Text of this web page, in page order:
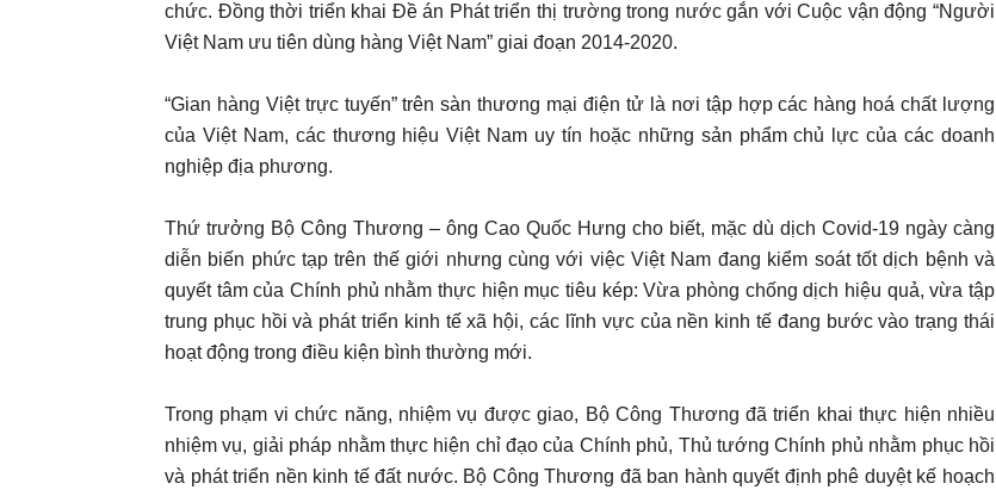
chức. Đồng thời triển khai Đề án Phát triển thị trường trong nước gắn với Cuộc vận động “Người
Việt Nam ưu tiên dùng hàng Việt Nam” giai đoạn 2014-2020.
“Gian hàng Việt trực tuyến” trên sàn thương mại điện tử là nơi tập hợp các hàng hoá chất lượng
của Việt Nam, các thương hiệu Việt Nam uy tín hoặc những sản phẩm chủ lực của các doanh
nghiệp địa phương.
Thứ trưởng Bộ Công Thương – ông Cao Quốc Hưng cho biết, mặc dù dịch Covid-19 ngày càng
diễn biến phức tạp trên thế giới nhưng cùng với việc Việt Nam đang kiểm soát tốt dịch bệnh và
quyết tâm của Chính phủ nhằm thực hiện mục tiêu kép: Vừa phòng chống dịch hiệu quả, vừa tập
trung phục hồi và phát triển kinh tế xã hội, các lĩnh vực của nền kinh tế đang bước vào trạng thái
hoạt động trong điều kiện bình thường mới.
Trong phạm vi chức năng, nhiệm vụ được giao, Bộ Công Thương đã triển khai thực hiện nhiều
nhiệm vụ, giải pháp nhằm thực hiện chỉ đạo của Chính phủ, Thủ tướng Chính phủ nhằm phục hồi
và phát triển nền kinh tế đất nước. Bộ Công Thương đã ban hành quyết định phê duyệt kế hoạch